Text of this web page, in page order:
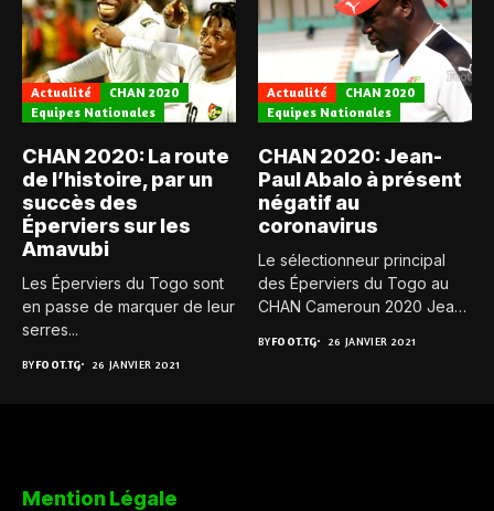
Actualité
CHAN 2020
Equipes Nationales
CHAN 2020: La route
de l’histoire, par un
succès des
Éperviers sur les
Amavubi
Les Éperviers du Togo sont
en passe de marquer de leur
serres...
BYFOOT.TG 26 JANVIER 2021
Actualité
CHAN 2020
Equipes Nationales
CHAN 2020: Jean-
Paul Abalo à présent
négatif au
coronavirus
Le sélectionneur principal
des Éperviers du Togo au
CHAN Cameroun 2020 Jean-
BYFOOT.TG 26 JANVIER 2021
Mention Légale